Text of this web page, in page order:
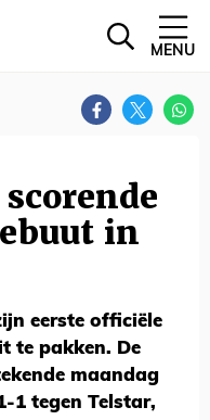
MENU
in
eerste officiële
te pakken. De
maandag
1 tegen Telstar,